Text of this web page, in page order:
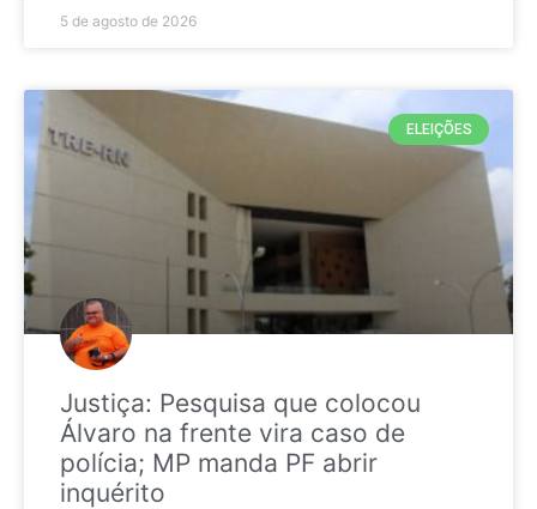
5 de agosto de 2026
ELEIÇÕES
Justiça: Pesquisa que colocou
Álvaro na frente vira caso de
polícia; MP manda PF abrir
inquérito